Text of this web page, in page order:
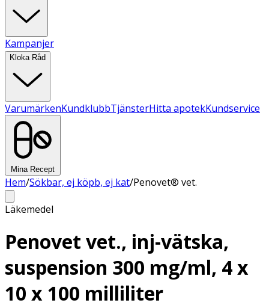
Kampanjer
Kloka Råd
VarumärkenKundklubbTjänsterHitta apotekKundservice
Mina Recept
Hem/Sökbar, ej köpb, ej kat/Penovet® vet.
Läkemedel
Penovet vet., inj-vätska,
suspension 300 mg/ml, 4 x
10 x 100 milliliter